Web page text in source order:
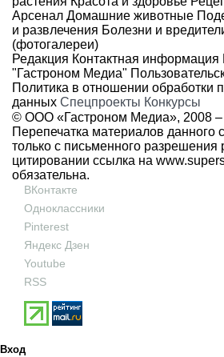
Арсенал Домашние животные
и развлечения Болезни и
(фотогалереи)
Редакция Контактная информация
"Гастроном Медиа"
Политика в отношении обработки
данных Спецпроекты Конкурсы
© ООО «Гастроном Медиа», 2008 –
Перепечатка материалов данного
только с письменного разрешения
цитировании ссылка на
обязательна.
ВКонтакте
Одноклассники
Pinterest
Яндекс Дзен
Youtube
RSS
Вход